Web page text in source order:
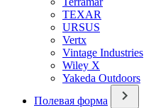
TEXAR
URSUS
Vertx
Vintage Industries
Wiley X
Yakeda Outdoors
Полевая форма